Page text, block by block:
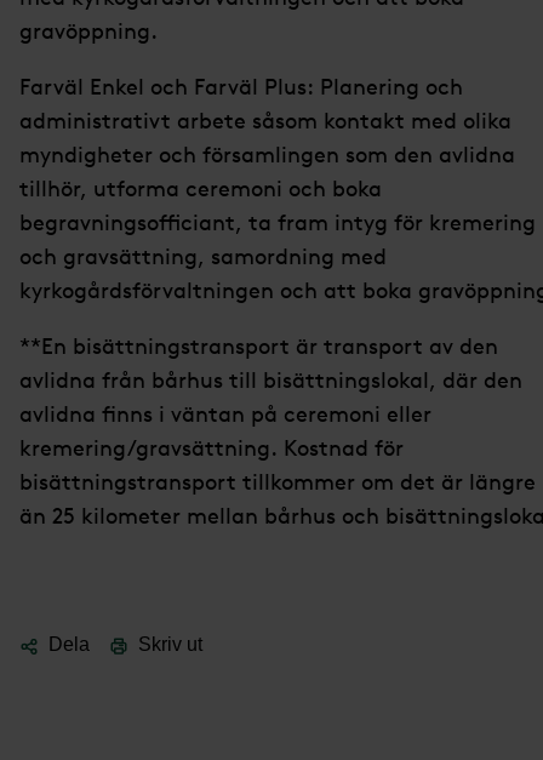
gravöppning.
Farväl Enkel och Farväl Plus: Planering och
administrativt arbete såsom kontakt med olika
myndigheter och församlingen som den avlidna
tillhör, utforma ceremoni och boka
begravningsofficiant, ta fram intyg för kremering
och gravsättning, samordning med
kyrkogårdsförvaltningen och att boka
**En bisättningstransport är transport av den
avlidna från bårhus till bisättningslokal, där den
avlidna finns i väntan på ceremoni eller
kremering/gravsättning. Kostnad för
bisättningstransport tillkommer om det är längre
än 25 kilometer mellan bårhus och
Dela Skriv ut